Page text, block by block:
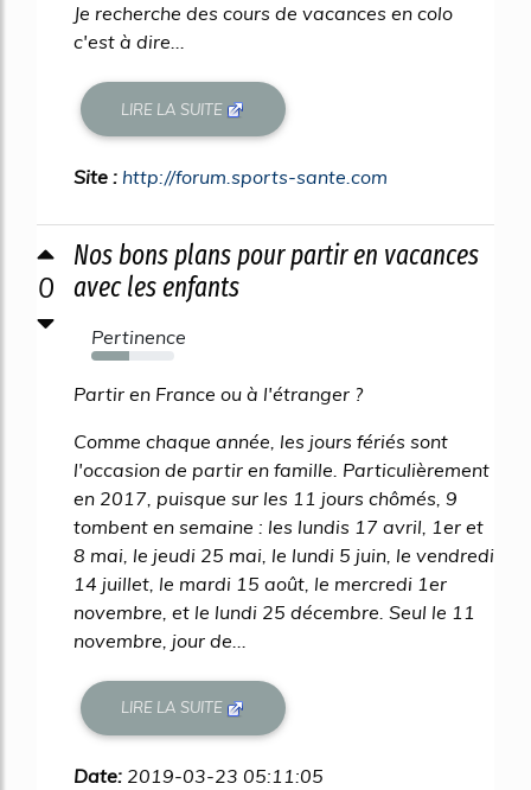
Je recherche des cours de vacances en colo
c'est à dire...
LIRE LA SUITE
Site : http://forum.sports-sante.com
0
Nos bons plans pour partir en vacances
avec les enfants
Pertinence
45%
Partir en France ou à l'étranger ?
Comme chaque année, les jours fériés sont
l'occasion de partir en famille. Particulièrement
en 2017, puisque sur les 11 jours chômés, 9
tombent en semaine : les lundis 17 avril, 1er et
8 mai, le jeudi 25 mai, le lundi 5 juin, le vendredi
14 juillet, le mardi 15 août, le mercredi 1er
novembre, et le lundi 25 décembre. Seul le 11
novembre, jour de...
LIRE LA SUITE
Date: 2019-03-23 05:11:05